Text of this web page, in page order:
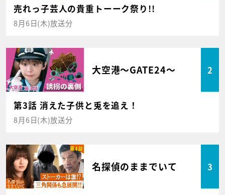
売れっ子芸人の貴重トーーク祭り!!
8月6日(木)放送分
大空港～GATE24～ 2
第3話 消えた子供と兎を追え！
8月6日(木)放送分
名探偵のままでいて 3